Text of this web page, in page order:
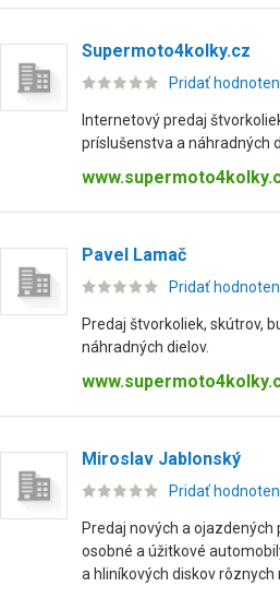
Supermoto4kolky.cz
Pridať
Internetový predaj
príslušenstva a náhradných
Pavel Lamač
Pridať
Predaj štvorkoliek, skútrov,
náhradných dielov.
Miroslav Jablonský
Pridať
Predaj nových a ojazdených
osobné a úžitkové
a hliníkových diskov rôznych